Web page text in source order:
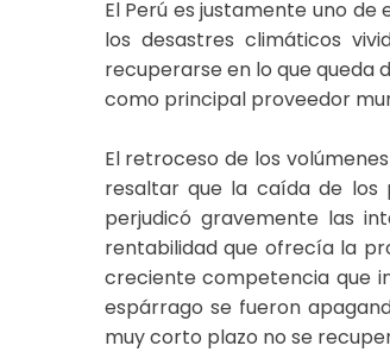
El Perú es justamente uno
los desastres climáticos
recuperarse en lo que queda
como principal proveedor
El retroceso de los
resaltar que la caída de los
perjudicó gravemente las
rentabilidad que ofrecía la
creciente competencia que
espárrago se fueron
muy corto plazo no se